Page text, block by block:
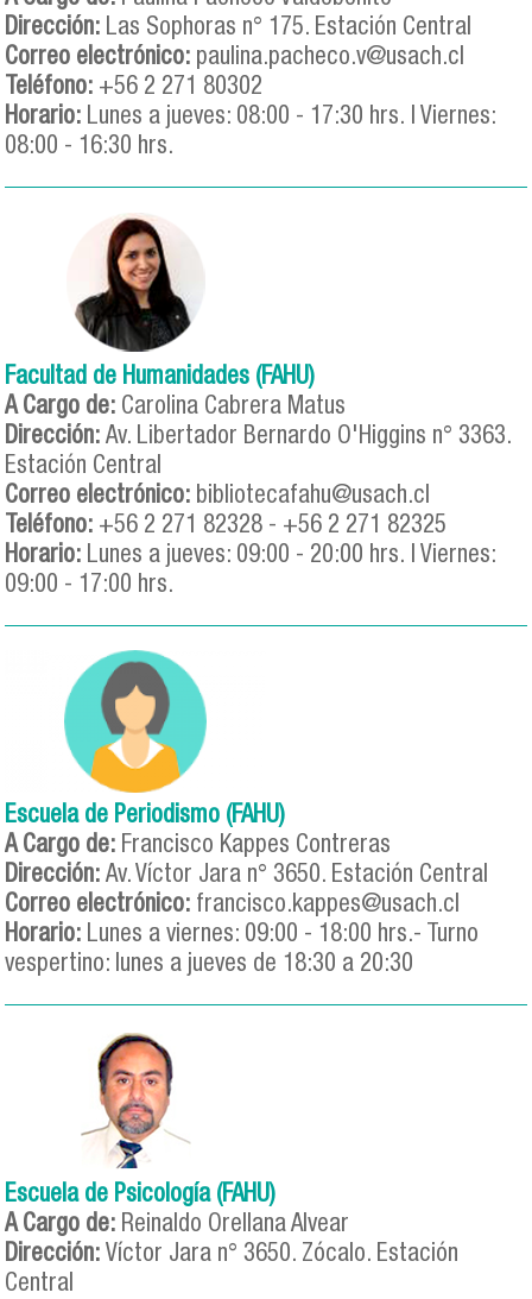
Dirección: Las Sophoras n° 175. Estación Central
Correo electrónico: paulina.pacheco.v@usach.cl
Teléfono: +56 2 271 80302
Horario: Lunes a jueves: 08:00 - 17:30 hrs. | Viernes:
08:00 - 16:30 hrs.
Facultad de Humanidades (FAHU)
A Cargo de: Carolina Cabrera Matus
Dirección: Av. Libertador Bernardo O'Higgins n° 3363.
Estación Central
Correo electrónico: bibliotecafahu@usach.cl
Teléfono: +56 2 271 82328 - +56 2 271 82325
Horario: Lunes a jueves: 09:00 - 20:00 hrs. | Viernes:
09:00 - 17:00 hrs.
Escuela de Periodismo (FAHU)
A Cargo de: Francisco Kappes Contreras
Dirección: Av. Víctor Jara n° 3650. Estación Central
Correo electrónico: francisco.kappes@usach.cl
Horario: Lunes a viernes: 09:00 - 18:00 hrs.- Turno
vespertino: lunes a jueves de 18:30 a 20:30
Escuela de Psicología (FAHU)
A Cargo de: Reinaldo Orellana Alvear
Dirección: Víctor Jara n° 3650. Zócalo. Estación
Central